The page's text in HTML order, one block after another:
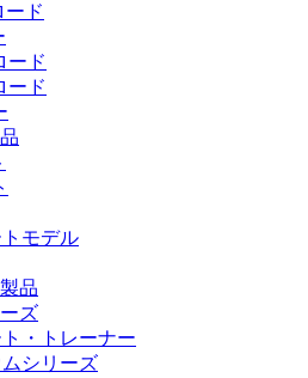
ード
ード
ード
モデル
品
ズ
・トレーナー
シリーズ